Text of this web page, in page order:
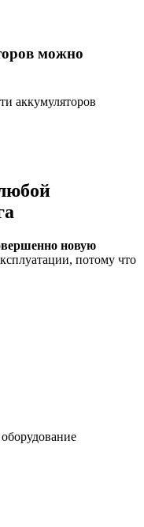
можно
новую
потому что